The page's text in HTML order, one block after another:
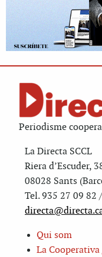
Periodisme
La Directa SCCL
Riera d’Escuder,
08028 Sants
Tel. 935 27 09 82
Qui som
La Cooperativa